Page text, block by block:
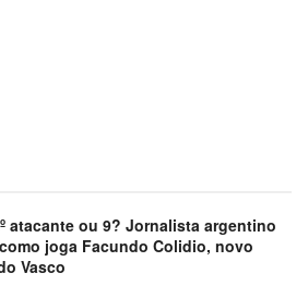
atacante ou 9? Jornalista argentino
joga Facundo Colidio, novo
Vasco